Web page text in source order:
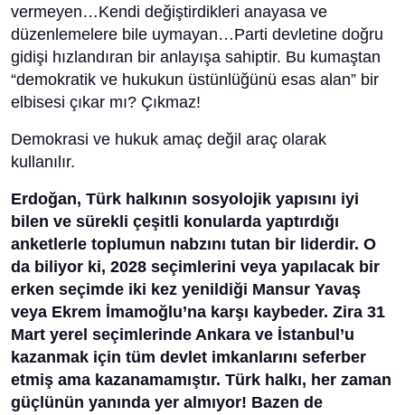
vermeyen…Kendi değiştirdikleri anayasa ve
düzenlemelere bile uymayan…Parti devletine doğru
gidişi hızlandıran bir anlayışa sahiptir. Bu kumaştan
“demokratik ve hukukun üstünlüğünü esas alan” bir
elbisesi çıkar mı? Çıkmaz!
Demokrasi ve hukuk amaç değil araç olarak
kullanılır.
Erdoğan, Türk halkının sosyolojik yapısını iyi
bilen ve sürekli çeşitli konularda yaptırdığı
anketlerle toplumun nabzını tutan bir liderdir. O
da biliyor ki, 2028 seçimlerini veya yapılacak bir
erken seçimde iki kez yenildiği Mansur Yavaş
veya Ekrem İmamoğlu’na karşı kaybeder. Zira 31
Mart yerel seçimlerinde Ankara ve İstanbul’u
kazanmak için tüm devlet imkanlarını seferber
etmiş ama kazanamamıştır. Türk halkı, her zaman
güçlünün yanında yer almıyor! Bazen de